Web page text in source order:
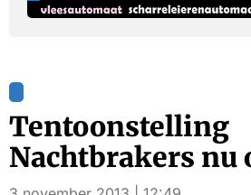
Tentoonstelling
Nachtbrakers nu